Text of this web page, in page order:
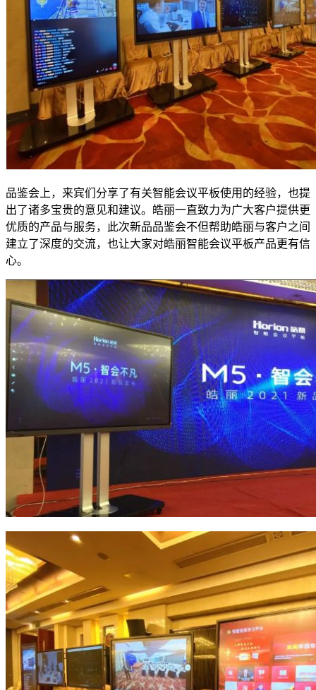
品鉴会上，来宾们分享了有关智能会议平板使用的经验，也提
出了诸多宝贵的意见和建议。皓丽一直致力为广大客户提供更
优质的产品与服务，此次新品品鉴会不但帮助皓丽与客户之间
建立了深度的交流，也让大家对皓丽智能会议平板产品更有信
心。